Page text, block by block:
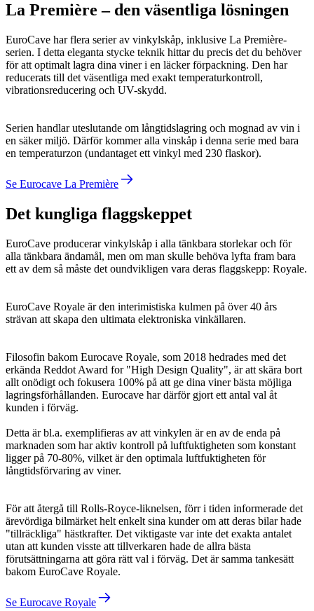
La Première – den väsentliga lösningen
EuroCave har flera serier av vinkylskåp, inklusive La Première-
serien. I detta eleganta stycke teknik hittar du precis det du behöver
för att optimalt lagra dina viner i en läcker förpackning. Den har
reducerats till det väsentliga med exakt temperaturkontroll,
vibrationsreducering och UV-skydd.
Serien handlar uteslutande om långtidslagring och mognad av vin i
en säker miljö. Därför kommer alla vinskåp i denna serie med bara
en temperaturzon (undantaget ett vinkyl med 230 flaskor).
Se Eurocave La Première
Det kungliga flaggskeppet
EuroCave producerar vinkylskåp i alla tänkbara storlekar och för
alla tänkbara ändamål, men om man skulle behöva lyfta fram bara
ett av dem så måste det oundvikligen vara deras flaggskepp: Royale.
EuroCave Royale är den interimistiska kulmen på över 40 års
strävan att skapa den ultimata elektroniska vinkällaren.
Filosofin bakom Eurocave Royale, som 2018 hedrades med det
erkända Reddot Award for "High Design Quality", är att skära bort
allt onödigt och fokusera 100% på att ge dina viner bästa möjliga
lagringsförhållanden. Eurocave har därför gjort ett antal val åt
kunden i förväg.
Detta är bl.a. exemplifieras av att vinkylen är en av de enda på
marknaden som har aktiv kontroll på luftfuktigheten som konstant
ligger på 70-80%, vilket är den optimala luftfuktigheten för
långtidsförvaring av viner.
För att återgå till Rolls-Royce-liknelsen, förr i tiden informerade det
ärevördiga bilmärket helt enkelt sina kunder om att deras bilar hade
"tillräckliga" hästkrafter. Det viktigaste var inte det exakta antalet
utan att kunden visste att tillverkaren hade de allra bästa
förutsättningarna att göra rätt val i förväg. Det är samma tankesätt
bakom EuroCave Royale.
Se Eurocave Royale